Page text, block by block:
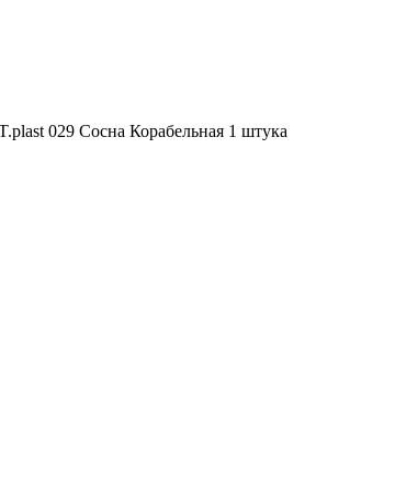
029 Сосна Корабельная 1 штука